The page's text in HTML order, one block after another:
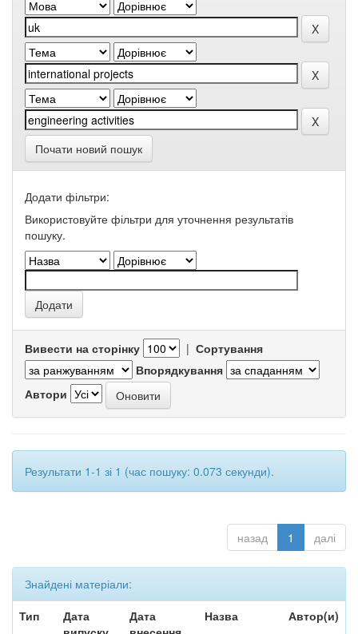
Почати новий пошук
Додати фільтри:
Використовуйте фільтри для уточнення результатів
пошуку.
Вивести на сторінку | Сортування
Впорядкування
Автори
Результати 1-1 зі 1 (час пошуку: 0.073 секунди).
назад 1 далі
Знайдені матеріали:
Тип
Дата
Дата
Назва Автор(и)